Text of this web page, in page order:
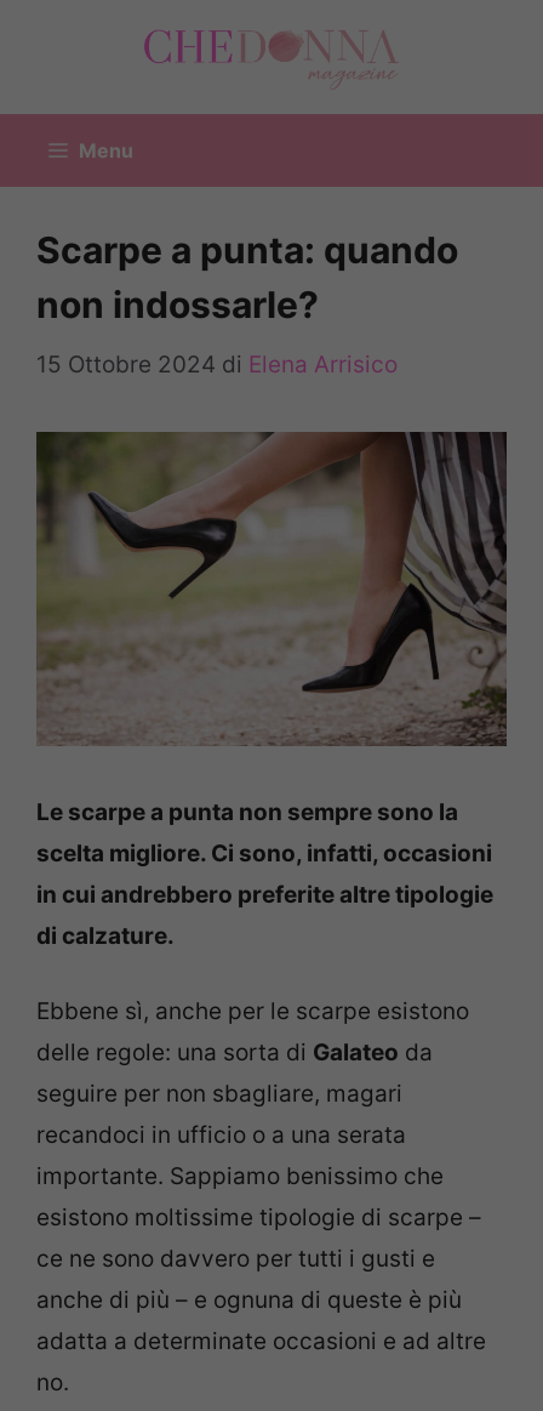
Menu
Scarpe a punta: quando
non indossarle?
15 Ottobre 2024 di Elena Arrisico
Le scarpe a punta non sempre sono la
scelta migliore. Ci sono, infatti, occasioni
in cui andrebbero preferite altre tipologie
di calzature.
Ebbene sì, anche per le scarpe esistono
delle regole: una sorta di Galateo da
seguire per non sbagliare, magari
recandoci in ufficio o a una serata
importante. Sappiamo benissimo che
esistono moltissime tipologie di scarpe –
ce ne sono davvero per tutti i gusti e
anche di più – e ognuna di queste è più
adatta a determinate occasioni e ad altre
no.